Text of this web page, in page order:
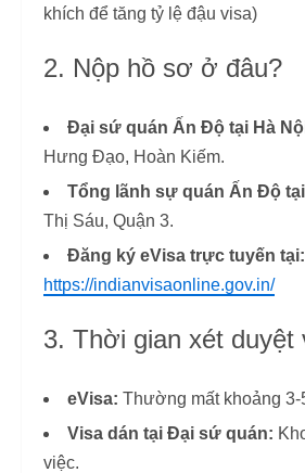
khích để tăng tỷ lệ đậu visa)
2. Nộp hồ sơ ở đâu?
Đại sứ quán Ấn Độ tại Hà
Hưng Đạo, Hoàn Kiếm.
Tổng lãnh sự quán Ấn Độ tại
Thị Sáu, Quận 3.
Đăng ký eVisa trực tuyến tại:
https://indianvisaonline.gov.in/
3. Thời gian xét duyệt
eVisa: Thường mất khoảng 3-
Visa dán tại Đại sứ quán:
việc.